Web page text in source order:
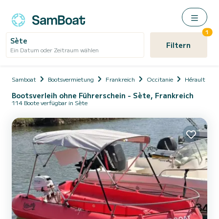
Sète
Ein Datum oder Zeitraum wählen Filtern
1
Samboat Bootsvermietung Frankreich Occitanie Hérault
Bootsverleih ohne Führerschein - Sète, Frankreich
114 Boote verfügbar in Sète